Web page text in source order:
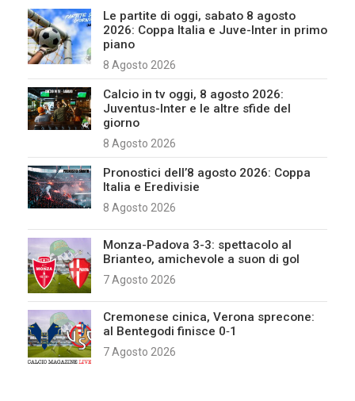
Le partite di oggi, sabato 8 agosto
2026: Coppa Italia e Juve-Inter in primo
piano
8 Agosto 2026
Calcio in tv oggi, 8 agosto 2026:
Juventus-Inter e le altre sfide del
giorno
8 Agosto 2026
Pronostici dell’8 agosto 2026: Coppa
Italia e Eredivisie
8 Agosto 2026
Monza-Padova 3-3: spettacolo al
Brianteo, amichevole a suon di gol
7 Agosto 2026
Cremonese cinica, Verona sprecone:
al Bentegodi finisce 0‑1
7 Agosto 2026